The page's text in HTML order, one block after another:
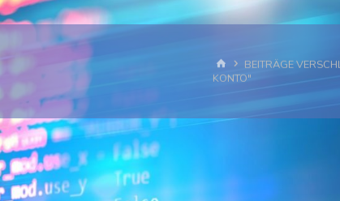
START
BEITRÄGE
KONTO"